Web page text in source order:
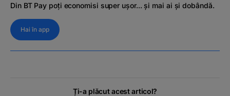
Din BT Pay poți economisi super ușor... și mai ai și dobândă.
Hai în app
Ți-a plăcut acest articol?